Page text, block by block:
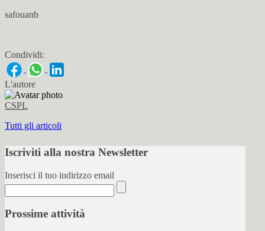
safouanb
Condividi:
L'autore
CSPL
Tutti gli articoli
Iscriviti alla nostra Newsletter
Inserisci il tuo indirizzo email
Prossime attività